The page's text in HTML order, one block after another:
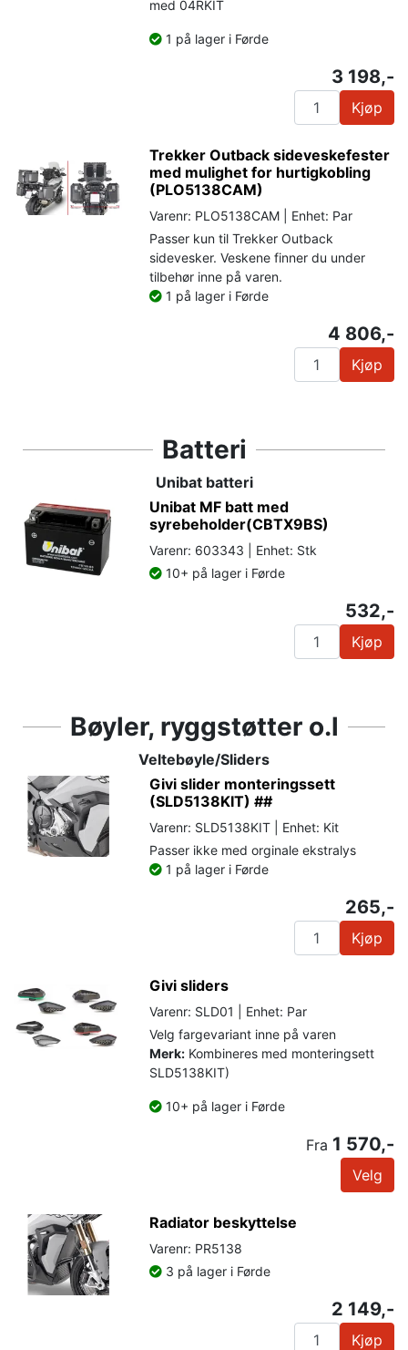
med 04RKIT
1 på lager i Førde
3 198,-
Kjøp
Trekker Outback sideveskefester
med mulighet for hurtigkobling
(PLO5138CAM)
Varenr: PLO5138CAM | Enhet: Par
Passer kun til Trekker Outback
sidevesker. Veskene finner du under
tilbehør inne på varen.
1 på lager i Førde
4 806,-
Kjøp
Batteri
Unibat batteri
Unibat MF batt med
syrebeholder(CBTX9BS)
Varenr: 603343 | Enhet: Stk
10+ på lager i Førde
532,-
Kjøp
Bøyler, ryggstøtter o.l
Veltebøyle/Sliders
Givi slider monteringssett
(SLD5138KIT) ##
Varenr: SLD5138KIT | Enhet: Kit
Passer ikke med orginale ekstralys
1 på lager i Førde
265,-
Kjøp
Givi sliders
Varenr: SLD01 | Enhet: Par
Velg fargevariant inne på varen
Merk: Kombineres med monteringsett
SLD5138KIT)
10+ på lager i Førde
Fra 1 570,-
Velg
Radiator beskyttelse
Varenr: PR5138
3 på lager i Førde
2 149,-
Kjøp